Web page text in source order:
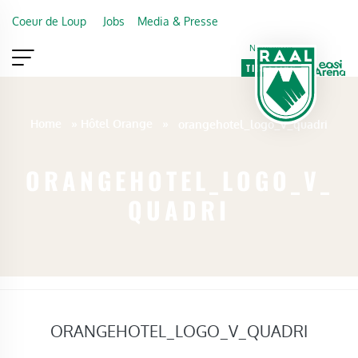
Coeur de Loup Jobs Media & Presse
Newsletter
TICKETING
VIP
FAN SHOP
orangehotel_logo_v_quadri
ORANGEHOTEL_LOGO_V_QUADRI